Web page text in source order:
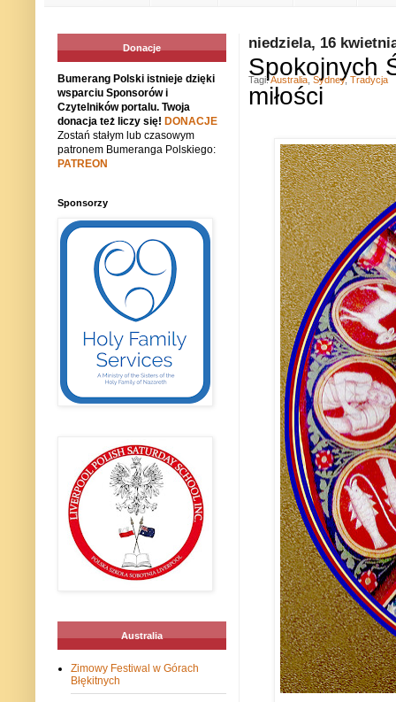
niedziela, 16
Spokojnych
miłości
Tagi:Australia Sydney, Tradycja
Donacje
Bumerang Polski istnieje dzięki
wsparciu Sponsorów i
Czytelników portalu. Twoja
donacja też liczy się! DONACJE
Zostań stałym lub czasowym
patronem Bumeranga Polskiego:
PATREON
Sponsorzy
Australia
Zimowy Festiwal w Górach
Błękitnych